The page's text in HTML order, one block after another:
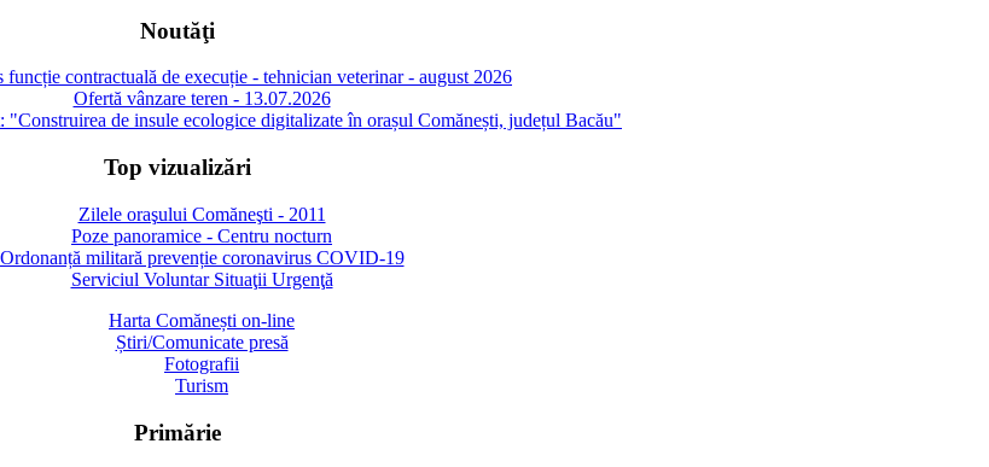
Noutăţi
contractuală de execuție - tehnician veterinar - august 2026
Ofertă vânzare teren - 13.07.2026
"Construirea de insule ecologice digitalizate în orașul Comănești, județul Bacău"
Top vizualizări
Zilele oraşului Comăneşti - 2011
Poze panoramice - Centru nocturn
Ordonanță militară prevenție coronavirus COVID-19
Serviciul Voluntar Situaţii Urgenţă
Harta Comănești on-line
Știri/Comunicate presă
Fotografii
Turism
Primărie